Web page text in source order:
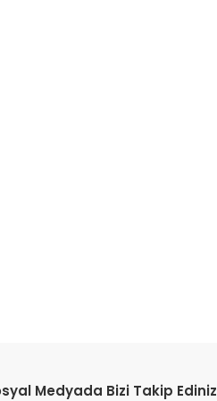
Medyada Bizi Takip Ediniz